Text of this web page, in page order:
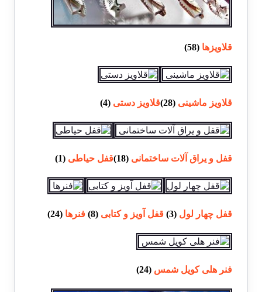
قلاویزها(58)
قلاویز ماشینی(28) قلاویز دستی(4)
قفل و یراق آلات ساختمانی(18) قفل حیاطی(1)
قفل چهار لول(3) قفل آویز و کتابی(8) فنرها(24)
فنر هلی کویل شمس(24)